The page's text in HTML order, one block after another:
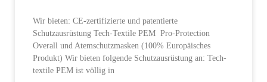
Wir bieten: CE-zertifizierte und patentierte
Schutzausrüstung Tech-Textile PEM Pro-Protection
Overall und Atemschutzmasken (100% Еuropäisches
Produkt) Wir bieten folgende Schutzausrüstung an: Tech-
textile PEM ist völlig in